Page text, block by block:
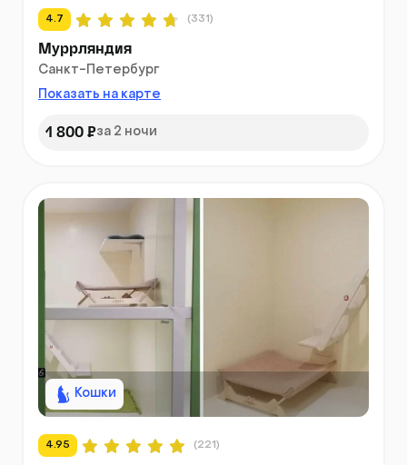
4.7 (331)
Муррляндия
Санкт-Петербург
Показать на карте
1 800 ₽за 2 ночи
Кошки
4.95 (221)